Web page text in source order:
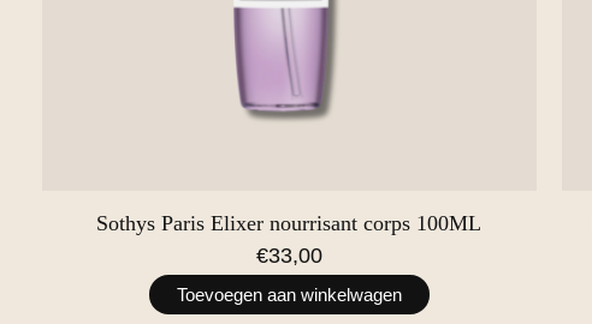
Sothys Paris Elixer nourrisant corps 100ML
€33,00
Toevoegen aan winkelwagen